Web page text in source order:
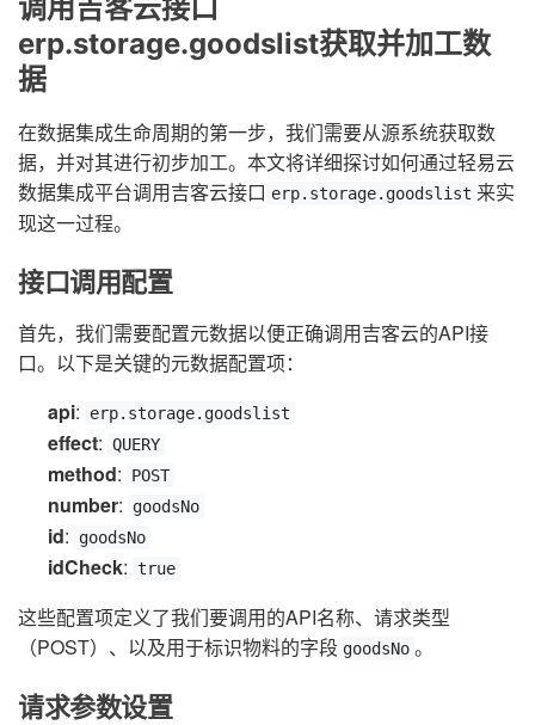
调用吉客云接口
erp.storage.goodslist获取并加工数
据
在数据集成生命周期的第一步，我们需要从源系统获取数
据，并对其进行初步加工。本文将详细探讨如何通过轻易云
数据集成平台调用吉客云接口 erp.storage.goodslist 来实
现这一过程。
接口调用配置
首先，我们需要配置元数据以便正确调用吉客云的API接
口。以下是关键的元数据配置项：
api: erp.storage.goodslist
effect: QUERY
method: POST
number: goodsNo
id: goodsNo
idCheck: true
这些配置项定义了我们要调用的API名称、请求类型
（POST）、以及用于标识物料的字段 goodsNo 。
请求参数设置